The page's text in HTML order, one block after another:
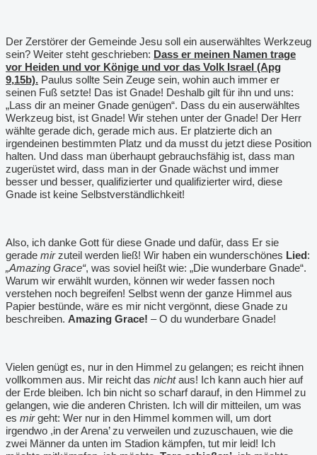
Der Zerstörer der Gemeinde Jesu soll ein auserwähltes Werkzeug
sein? Weiter steht geschrieben: Dass er meinen Namen trage
vor Heiden und vor Könige und vor das Volk Israel (Apg
9,15b). Paulus sollte Sein Zeuge sein, wohin auch immer er
seinen Fuß setzte! Das ist Gnade! Deshalb gilt für ihn und uns:
„Lass dir an meiner Gnade genügen“. Dass du ein auserwähltes
Werkzeug bist, ist Gnade! Wir stehen unter der Gnade! Der Herr
wählte gerade dich, gerade mich aus. Er platzierte dich an
irgendeinen bestimmten Platz und da musst du jetzt diese Position
halten. Und dass man überhaupt gebrauchsfähig ist, dass man
zugerüstet wird, dass man in der Gnade wächst und immer
besser und besser, qualifizierter und qualifizierter wird, diese
Gnade ist keine Selbstverständlichkeit!
Also, ich danke Gott für diese Gnade und dafür, dass Er sie
gerade mirzuteil werden ließ! Wir haben ein wunderschönes Lied :
„Amazing Grace“, was soviel heißt wie: „Die wunderbare Gnade“.
Warum wir erwählt wurden, können wir weder fassen noch
verstehen noch begreifen! Selbst wenn der ganze Himmel aus
Papier bestünde, wäre es mir nicht vergönnt, diese Gnade zu
beschreiben. Amazing Grace! – O du wunderbare Gnade!
Vielen genügt es, nur in den Himmel zu gelangen; es reicht ihnen
vollkommen aus. Mir reicht das nichtaus! Ich kann auch hier auf
der Erde bleiben. Ich bin nicht so scharf darauf, in den Himmel zu
gelangen, wie die anderen Christen. Ich will dir mitteilen, um was
es mirgeht: Wer nur in den Himmel kommen will, um dort
irgendwo ,in der Arena’zu verweilen und zuzuschauen, wie die
zwei Männer da unten im Stadion kämpfen, tut mir leid! Ich